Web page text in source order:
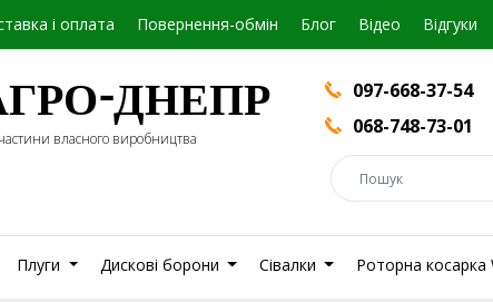
і оплата Повернення-обмін Блог Вiдео Відгуки
ДНЕПР
власного виробництва
097-668-37-54
068-748-73-01
Плуги Дискові борони Сівалки Роторна косарка